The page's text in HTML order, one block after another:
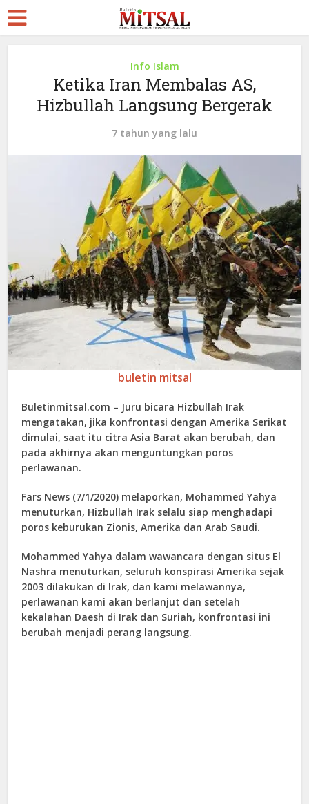
Info Islam
Ketika Iran Membalas AS,
Hizbullah Langsung Bergerak
7 tahun yang lalu
buletin mitsal
Buletinmitsal.com – Juru bicara Hizbullah Irak
mengatakan, jika konfrontasi dengan Amerika Serikat
dimulai, saat itu citra Asia Barat akan berubah, dan
pada akhirnya akan menguntungkan poros
perlawanan.
Fars News (7/1/2020) melaporkan, Mohammed Yahya
menuturkan, Hizbullah Irak selalu siap menghadapi
poros keburukan Zionis, Amerika dan Arab Saudi.
Mohammed Yahya dalam wawancara dengan situs El
Nashra menuturkan, seluruh konspirasi Amerika sejak
2003 dilakukan di Irak, dan kami melawannya,
perlawanan kami akan berlanjut dan setelah
kekalahan Daesh di Irak dan Suriah, konfrontasi ini
berubah menjadi perang langsung.